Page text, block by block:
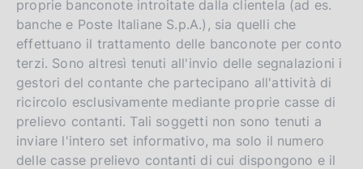
proprie banconote introitate dalla clientela (ad es.
banche e Poste Italiane S.p.A.), sia quelli che
effettuano il trattamento delle banconote per conto
terzi. Sono altresì tenuti all'invio delle segnalazioni i
gestori del contante che partecipano all'attività di
ricircolo esclusivamente mediante proprie casse di
prelievo contanti. Tali soggetti non sono tenuti a
inviare l'intero set informativo, ma solo il numero
delle casse prelievo contanti di cui dispongono e il